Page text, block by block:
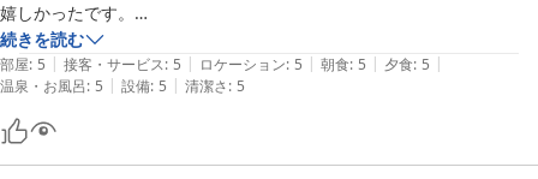
こと、心より感謝申し上げます。
またお会いできます日をスタッフ一同楽しみにお待ちしておりま
す。
ラビスタ草津ヒルズ　フロントマネージャー　中里
嬉しかったです。
丁寧なサービスでとても満足できました^ ^
続きを読む
部屋: 5 | 接客・サービス: 5 | ロケーション: 5 | 朝食: 5 | 夕食: 5 |
温泉・お風呂: 5 | 設備: 5 | 清潔さ: 5